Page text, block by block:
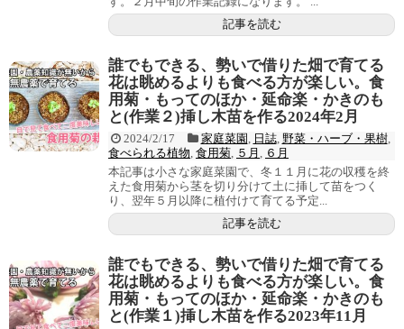
記事を読む
誰でもできる、勢いで借りた畑で育てる
花は眺めるよりも食べる方が楽しい。食
用菊・もってのほか・延命楽・かきのも
と(作業２)挿し木苗を作る2024年2月
2024/2/17 家庭菜園 日誌, 野菜・ハーブ・果樹,
食べられる植物 食用菊 ５月
６月
本記事は小さな家庭菜園で、冬１１月に花の収穫を終
えた食用菊から茎を切り分けて土に挿して苗をつく
り、翌年５月以降に植付けて育てる予定...
記事を読む
誰でもできる、勢いで借りた畑で育てる
花は眺めるよりも食べる方が楽しい。食
用菊・もってのほか・延命楽・かきのも
と(作業１)挿し木苗を作る2023年11月